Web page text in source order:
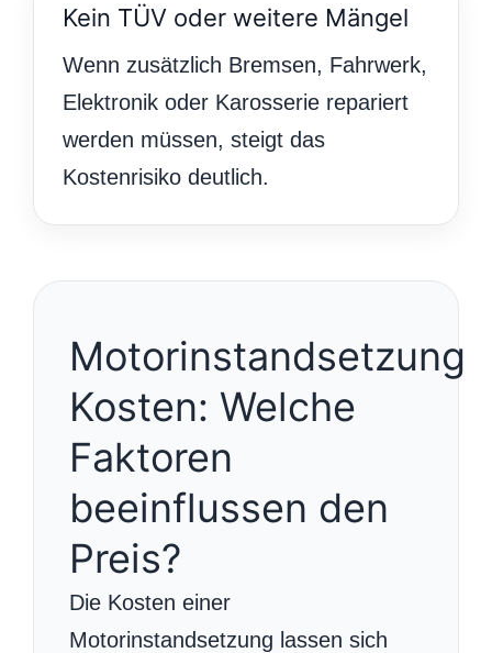
Kein TÜV oder weitere Mängel
Wenn zusätzlich Bremsen, Fahrwerk,
Elektronik oder Karosserie repariert
werden müssen, steigt das
Kostenrisiko deutlich.
Motorinstandsetzung
Kosten: Welche
Faktoren
beeinflussen den
Preis?
Die Kosten einer
Motorinstandsetzung lassen sich